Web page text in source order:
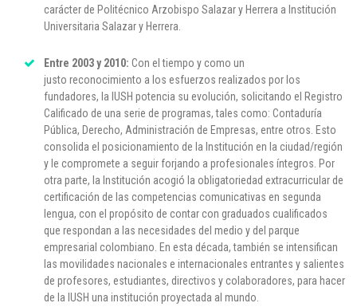
carácter de Politécnico Arzobispo Salazar y Herrera a Institución
Universitaria Salazar y Herrera.
Entre 2003 y 2010: Con el tiempo y como un
justo reconocimiento a los esfuerzos realizados por los
fundadores, la IUSH potencia su evolución, solicitando el Registro
Calificado de una serie de programas, tales como: Contaduría
Pública, Derecho, Administración de Empresas, entre otros. Esto
consolida el posicionamiento de la Institución en la ciudad/región
y le compromete a seguir forjando a profesionales íntegros. Por
otra parte, la Institución acogió la obligatoriedad extracurricular de
certificación de las competencias comunicativas en segunda
lengua, con el propósito de contar con graduados cualificados
que respondan a las necesidades del medio y del parque
empresarial colombiano. En esta década, también se intensifican
las movilidades nacionales e internacionales entrantes y salientes
de profesores, estudiantes, directivos y colaboradores, para hacer
de la IUSH una institución proyectada al mundo.